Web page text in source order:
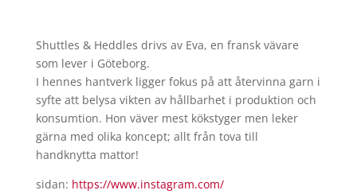
Shuttles & Heddles drivs av Eva, en fransk vävare
som lever i Göteborg.
I hennes hantverk ligger fokus på att återvinna garn i
syfte att belysa vikten av hållbarhet i produktion och
konsumtion. Hon väver mest kökstyger men leker
gärna med olika koncept; allt från tova till
handknytta mattor!
sidan: https://www.instagram.com/